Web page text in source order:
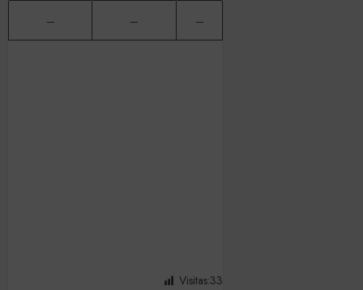
– – –
Visitas:33